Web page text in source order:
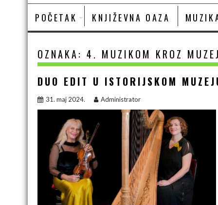
POČETAK KNJIŽEVNA OAZA
OZNAKA: 4. MUZIKOM KROZ MUZEJ
DUO EDIT U ISTORIJSKOM
31. maj 2024. Administrator